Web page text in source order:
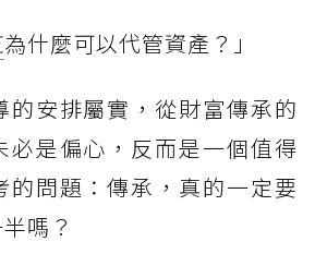
為什麼可以代管資產？」
的安排屬實，從財富傳承的
必是偏心，反而是一個值得
的問題：傳承，真的一定要
嗎？